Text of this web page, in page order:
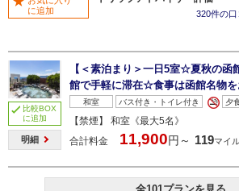
320件の
に追加
比較BOX
に追加
明細
【＜素泊まり＞一日5室☆夏秋の函
館で手軽に滞在☆食事は函館名物を
和室 バス付き・トイレ付き 夕
【禁煙】 和室《最大5名》
合計料金
11,900円～ 119マイ